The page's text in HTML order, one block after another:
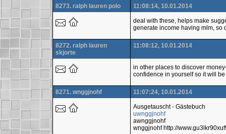
8273. ralph lauren polo 11:08:14, 10.01.2014
deal with these, helps make
generate income having mlm, so
8272. ralph lauren
skjorte
11:08:12, 10.01.2014
in other places to discover
confidence in yourself so it will
8271. wnggjnohf 11:07:24, 10.01.2014
Ausgetauscht - Gästebuch
uwnggjnohf
awnggjnohf
wnggjnohf http://